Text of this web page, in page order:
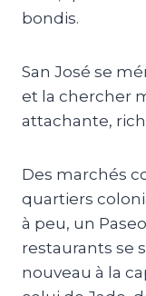
bondis.
San José se
et la chercher
attachante,
Des marchés
quartiers
à peu, un
restaurants se
nouveau à la